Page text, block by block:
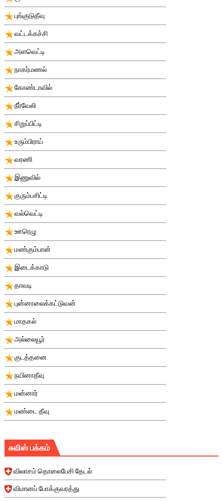
புங்குடுதீவு
வட்டக்கச்சி
அளவெட்டி
நாகர்மணல்
கோண்டாவில்
நீர்வேலி
சிறுப்பிட்டி
உரும்பிராய்
வரணி
இணுவில்
குரும்பசிட்டி
வல்வெட்டி
ஊரெழு
மண்கும்பான்
இடைக்காடு
தாவடி
புன்னாலைக்கட்டுவன்
மாதகல்
அல்லையூர்
குடத்தனை
நயினாதீவு
மன்னார்
மண்டை தீவு
சுவிஸ் பக்கம்
விலாசம் தொலைபேசி தேடல்
விமானப் போக்குவரத்து